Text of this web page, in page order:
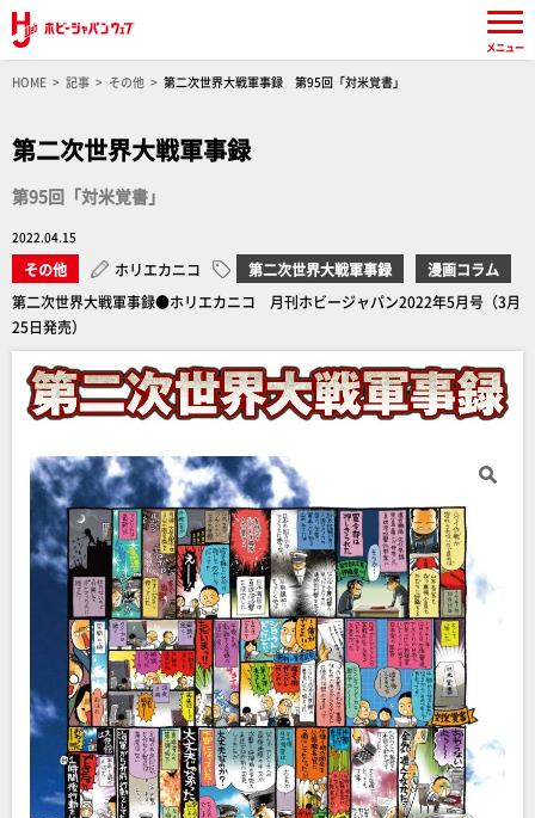
HOME 記事 その他 第二次世界大戦軍事録 第95回「対米覚書」
第二次世界大戦軍事録
第95回「対米覚書」
2022.04.15
その他 ホリエカニコ 第二次世界大戦軍事録
漫画コラム
第二次世界大戦軍事録●ホリエカニコ 月刊ホビージャパン2022年5月号（3月
25日発売）
メニュー